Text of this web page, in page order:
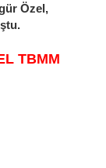
Özel,
TBMM